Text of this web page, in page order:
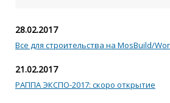
28.02.2017
Все для строительства на MosBuild/
21.02.2017
РАППА ЭКСПО-2017: скоро открытие